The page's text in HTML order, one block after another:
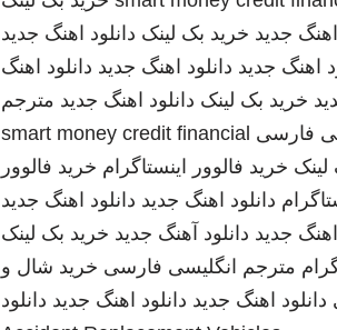
اهنگ جدید خرید بک لینک دانلود اهنگ جدید
اهنگ جدید دانلود اهنگ جدید دانلود اهنگ
خرید بک لینک دانلود اهنگ جدید مترجم
فارسی smart money credit financial
خرید فالوور اینستاگرام خرید فالوور
دانلود اهنگ جدید دانلود اهنگ جدید
اهنگ جدید دانلود آهنگ جدید خرید بک لینک
مترجم انگلیسی فارسی خرید شال و
دانلود اهنگ جدید دانلود اهنگ جدید دانلود